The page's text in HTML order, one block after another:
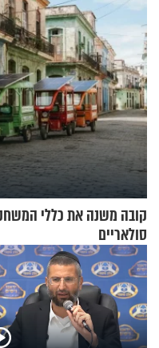
קובה משנה את כללי
סולאריים